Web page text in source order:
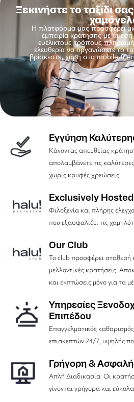
Ξεκινήστε το ταξίδι
Η πλατφόρμα μας προσφέρει
εμπειρία κράτησης με άμεση
ευέλικτους τρόπους
ελευθερία να οργανώσετε το
βρίσκεστε, χάρη στο mobile-
Εγγύηση
Κάνοντας απευθείας
απολαμβάνετε τις καλύτερες
χωρίς κρυφές χρεώσεις.
Exclusively Hosted
Φιλοξενία και πλήρης
που εξασφαλίζει τις
Our Club
Το club προσφέρει σταθερή
μελλοντικές κρατήσεις.
και εκπτώσεις μόνο για τα
Υπηρεσίες
Επιπέδου
Επαγγελματικός
επισκεπτών 24/7, υψηλής
Γρήγορη &
Απλή Διαδικασία: Οι
γίνονται γρήγορα και